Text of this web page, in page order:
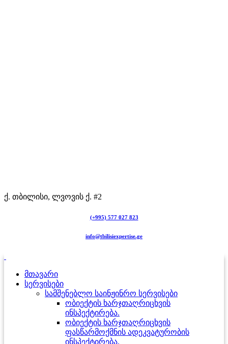
ქ. თბილისი, ლვოვის ქ. #2
(+995) 577 027 823
info@tbilisiexpertise.ge
მთავარი
სერვისები
სამშენებლო საინჟინრო სერვისები
ობიექტის ხარჯთაღრიცხვის
ინსპექტირება.
ობიექტის ხარჯთაღრიცხვის
ფასწარმოქმნის ადეკვატურობის
ინსპექტირება.